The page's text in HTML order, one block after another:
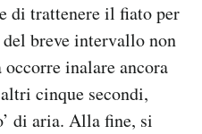
di trattenere il fiato per
breve intervallo non
occorre inalare ancora
cinque secondi,
di aria. Alla fine, si